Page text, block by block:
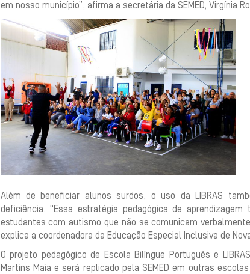
em nosso município”, afirma a secretária da SEMED, Virgínia
Além de beneficiar alunos surdos, o uso da LIBRAS
deficiência. “Essa estratégia pedagógica de
estudantes com autismo que não se comunicam
explica a coordenadora da Educação Especial Inclusiva de
O projeto pedagógico de Escola Bilíngue Português e
Martins Maia e será replicado pela SEMED em outras